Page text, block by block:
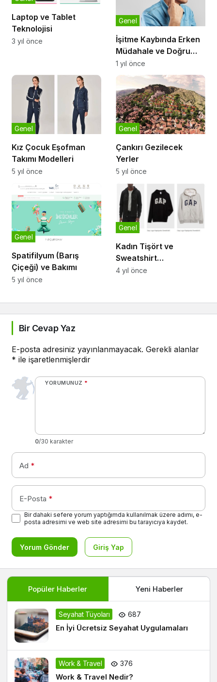
Laptop ve Tablet
Teknolojisi
3 yıl önce
İşitme Kaybında Erken
Müdahale ve Doğru
İşitme Merkezi Önemi
Genel
1 yıl önce
Kız Çocuk Eşofman
Takımı Modelleri
Genel
5 yıl önce
Çankırı Gezilecek
Yerler
Genel
5 yıl önce
Spatifilyum (Barış
Çiçeği) ve Bakımı
Genel
5 yıl önce
Kadın Tişört ve
Sweatshirt
Modellerinde Öne
Genel
4 yıl önce
Bir Cevap Yaz
E-posta adresiniz yayınlanmayacak. Gerekli alanlar
* ile işaretlenmişlerdir
YORUMUNUZ *
0/30 karakter
Ad *
E-Posta *
Bir dahaki sefere yorum yaptığımda kullanılmak üzere adımı, e-
posta adresimi ve web site adresimi bu tarayıcıya kaydet.
Yorum Gönder Giriş Yap
Popüler Haberler Yeni Haberler
Seyahat Tüyoları 687
En İyi Ücretsiz Seyahat Uygulamaları
Work & Travel 376
Work & Travel Nedir?